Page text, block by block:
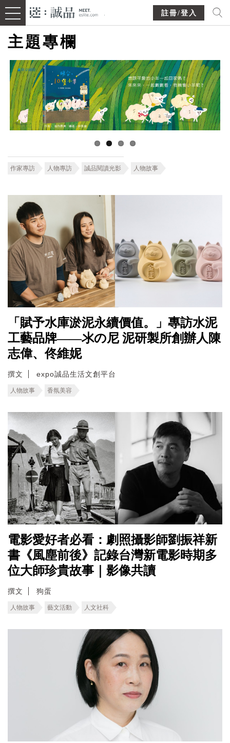
註冊/登入
主題專欄
作家專訪 人物專訪 誠品閱讀光影 人物故事
「賦予水庫淤泥永續價值。」專訪水泥
工藝品牌——氺の尼 泥研製所創辦人陳
志偉、佟維妮
撰文 expo誠品生活文創平台
人物故事 香氛美容
電影愛好者必看：劇照攝影師劉振祥新
書《風塵前後》記錄台灣新電影時期多
位大師珍貴故事｜影像共讀
撰文 狗蛋
人物故事 藝文活動 人文社科